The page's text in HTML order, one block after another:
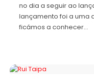
no dia a seguir ao
lançamento foi a uma
ficámos a conhecer…